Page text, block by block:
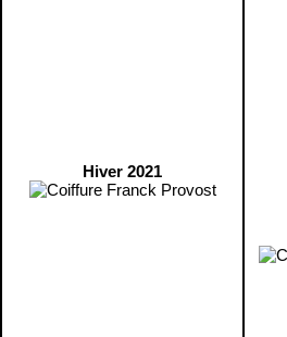
Hiver 2021